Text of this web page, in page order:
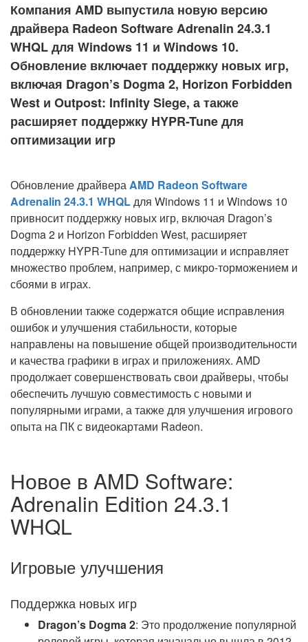
Компания AMD выпустила новую версию
драйвера Radeon Software Adrenalin 24.3.1
WHQL для Windows 11 и Windows 10.
Обновление включает поддержку новых игр,
включая Dragon’s Dogma 2, Horizon Forbidden
West и Outpost: Infinity Siege, а также
расширяет поддержку HYPR-Tune для
оптимизации игр
Обновление драйвераAMD Radeon Software
Adrenalin 24.3.1 WHQLдля Windows 11 и Windows 10
привносит поддержку новых игр, включая Dragon’s
Dogma 2 и Horizon Forbidden West, расширяет
поддержку HYPR-Tune для оптимизации и исправляет
множество проблем, например, с микро-торможением и
сбоями в играх.
В обновлении также содержатся общие исправления
ошибок и улучшения стабильности, которые
направлены на повышение общей производительности
и качества графики в играх и приложениях. AMD
продолжает совершенствовать свои драйверы, чтобы
обеспечить лучшую совместимость с новыми и
популярными играми, а также для улучшения игрового
опыта на ПК с видеокартами Radeon.
Новое в AMD Software:
Adrenalin Edition 24.3.1
WHQL
Игровые улучшения
Поддержка новых игр
Dragon’s Dogma 2: Это продолжение популярной